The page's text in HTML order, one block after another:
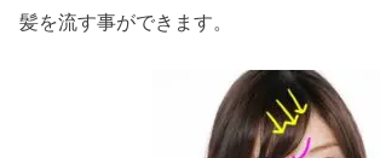
髪を流す事ができます。